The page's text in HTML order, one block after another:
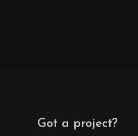
Got a project?